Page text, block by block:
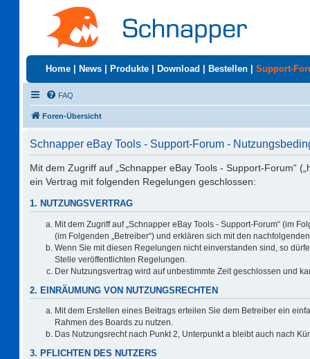
Home News Produkte Download Bestellen Support-
FAQ
Foren-Übersicht
Schnapper eBay Tools - Support-Forum -
Mit dem Zugriff auf „Schnapper eBay Tools - Support-Forum“
ein Vertrag mit folgenden Regelungen geschlossen:
1. NUTZUNGSVERTRAG
Mit dem Zugriff auf „Schnapper eBay Tools - Support-Forum“ (im
(im Folgenden „Betreiber“) und erklären sich mit den
Wenn Sie mit diesen Regelungen nicht einverstanden sind, so
Stelle veröffentlichten Regelungen.
Der Nutzungsvertrag wird auf unbestimmte Zeit geschlossen und
2. EINRÄUMUNG VON NUTZUNGSRECHTEN
Mit dem Erstellen eines Beitrags erteilen Sie dem Betreiber ein
Rahmen des Boards zu nutzen.
Das Nutzungsrecht nach Punkt 2, Unterpunkt a bleibt auch nach
3. PFLICHTEN DES NUTZERS